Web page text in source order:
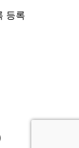
등록